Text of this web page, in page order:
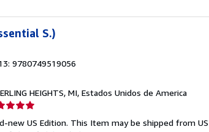
S.)
9780749519056
HEIGHTS, MI, Estados Unidos de America
new US Edition. This Item may be shipped from